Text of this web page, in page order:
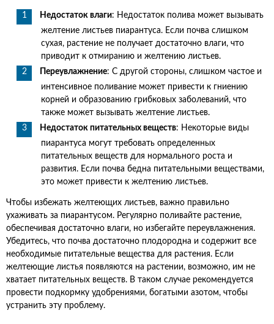
Недостаток влаги: Недостаток полива может вызывать
желтение листьев пиарантуса. Если почва слишком
сухая, растение не получает достаточно влаги, что
приводит к отмиранию и желтению листьев.
Переувлажнение: С другой стороны, слишком частое и
интенсивное поливание может привести к гниению
корней и образованию грибковых заболеваний, что
также может вызывать желтение листьев.
Недостаток питательных веществ: Некоторые виды
пиарантуса могут требовать определенных
питательных веществ для нормального роста и
развития. Если почва бедна питательными веществами,
это может привести к желтению листьев.
Чтобы избежать желтеющих листьев, важно правильно
ухаживать за пиарантусом. Регулярно поливайте растение,
обеспечивая достаточно влаги, но избегайте переувлажнения.
Убедитесь, что почва достаточно плодородна и содержит все
необходимые питательные вещества для растения. Если
желтеющие листья появляются на растении, возможно, им не
хватает питательных веществ. В таком случае рекомендуется
провести подкормку удобрениями, богатыми азотом, чтобы
устранить эту проблему.